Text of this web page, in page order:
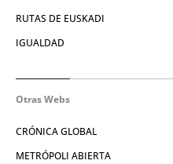
RUTAS DE EUSKADI
IGUALDAD
Otras Webs
CRÓNICA GLOBAL
METRÓPOLI ABIERTA